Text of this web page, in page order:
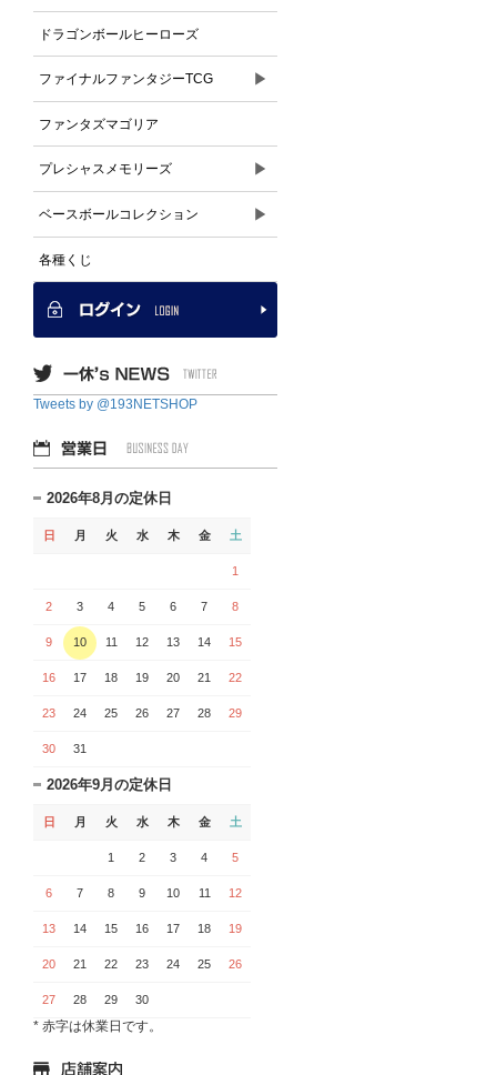
ドラゴンボールヒーローズ
ファイナルファンタジーTCG ▶
ファンタズマゴリア
プレシャスメモリーズ ▶
ベースボールコレクション ▶
各種くじ
Tweets by @193NETSHOP
2026年8月の定休日
日 月 火 水 木 金 土
1
2 3 4 5 6 7 8
9 10 11 12 13 14 15
16 17 18 19 20 21 22
23 24 25 26 27 28 29
30 31
2026年9月の定休日
日 月 火 水 木 金 土
1 2 3 4 5
6 7 8 9 10 11 12
13 14 15 16 17 18 19
20 21 22 23 24 25 26
27 28 29 30
* 赤字は休業日です。